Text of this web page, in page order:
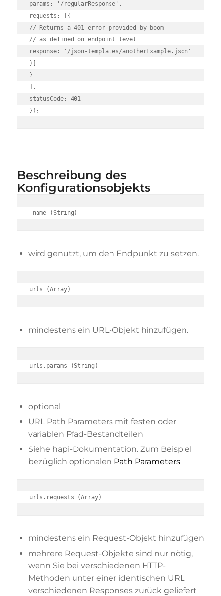
params: '/regularResponse',
requests: [{
// Returns a 401 error provided by boom
// as defined on endpoint level
response: '/json-templates/anotherExample.json'
}]
}
],
statusCode: 401
});
Beschreibung des
Konfigurationsobjekts
name (String)
wird genutzt, um den Endpunkt zu setzen.
urls (Array)
mindestens ein URL-Objekt hinzufügen.
urls.params (String)
optional
URL Path Parameters mit festen oder
variablen Pfad-Bestandteilen
Siehe hapi-Dokumentation. Zum Beispiel
bezüglich optionalen Path Parameters
urls.requests (Array)
mindestens ein Request-Objekt hinzufügen
mehrere Request-Objekte sind nur nötig,
wenn Sie bei verschiedenen HTTP-
Methoden unter einer identischen URL
verschiedenen Responses zurück geliefert